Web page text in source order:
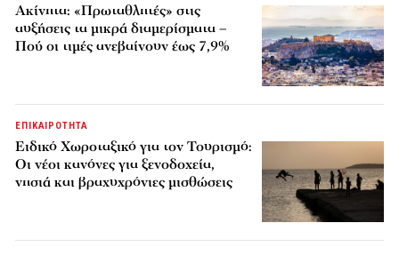
Ακίνητα: «Πρωταθλητές» στις
αυξήσεις τα μικρά διαμερίσματα –
Πού οι τιμές ανεβαίνουν έως 7,9%
ΕΠΙΚΑΙΡΟΤΗΤΑ
Ειδικό Χωροταξικό για τον Τουρισμό:
Οι νέοι κανόνες για ξενοδοχεία,
νησιά και βραχυχρόνιες μισθώσεις